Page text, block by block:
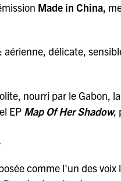
Made in China,
aérienne, délicate,
nourri par le Gabon,
EP Map Of Her Shadow,
comme l'un des